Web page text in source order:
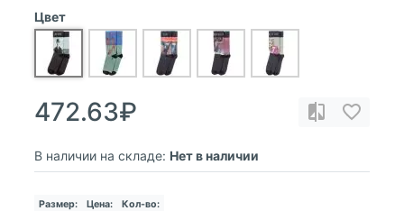
Цвет
472.63₽
В наличии на складе: Нет в наличии
Размер: Цена: Кол-во: